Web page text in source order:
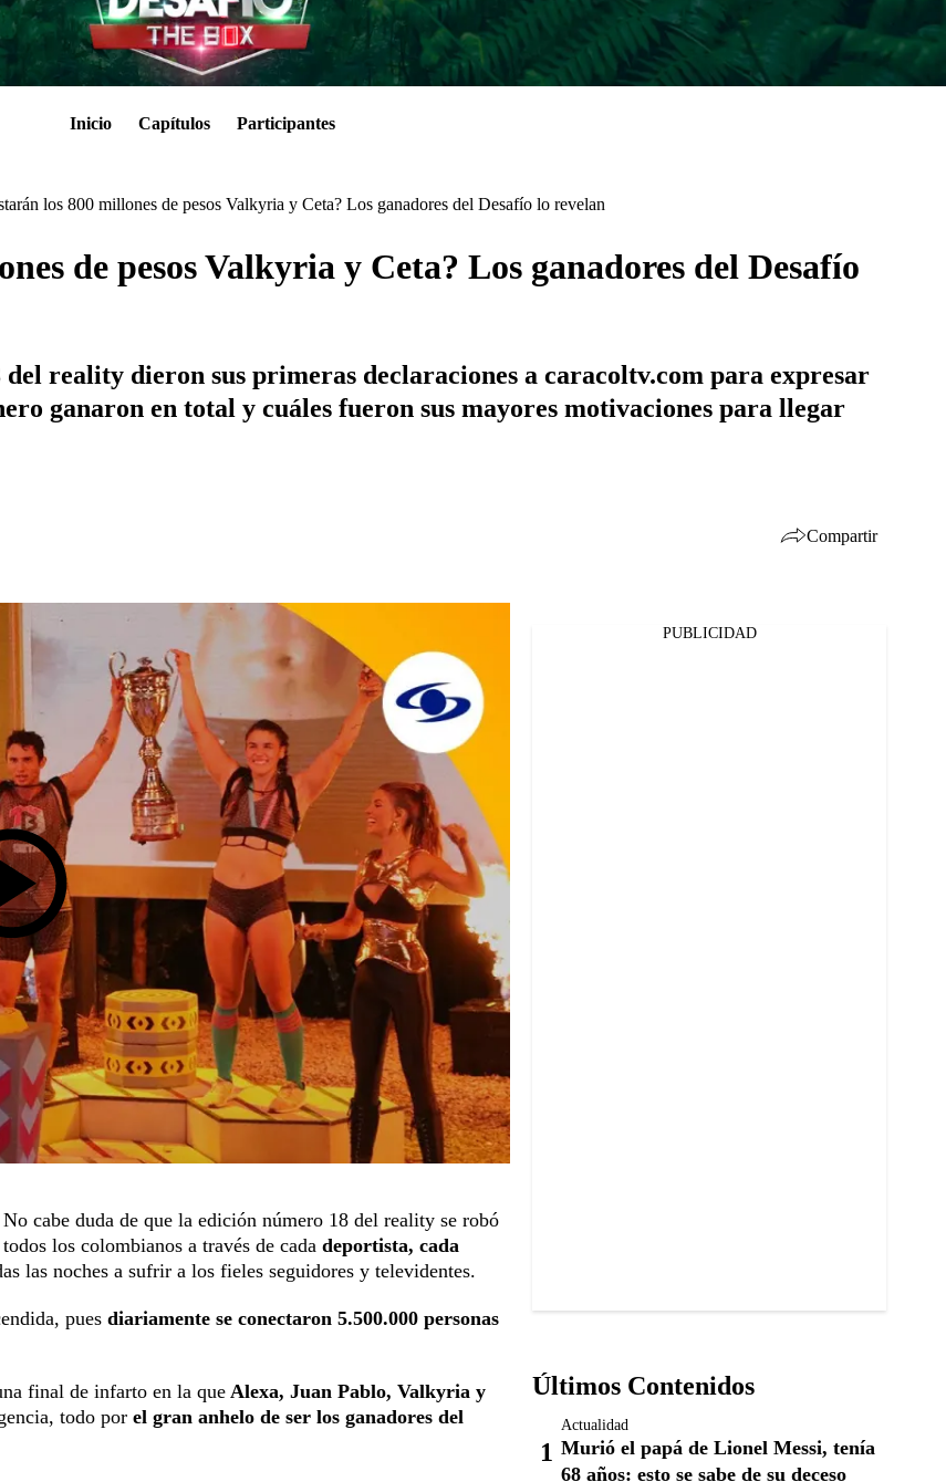
Inicio Capítulos Participantes
los 800 millones de pesos Valkyria y Ceta? Los ganadores del Desafío lo revelan
de pesos Valkyria y Ceta? Los ganadores del Desafío
del reality dieron sus primeras declaraciones a caracoltv.com para expresar
ganaron en total y cuáles fueron sus mayores motivaciones para llegar
Compartir
No cabe duda de que la edición número 18 del reality se robó
los colombianos a través de cada deportista, cada
las noches a sufrir a los fieles seguidores y televidentes.
pues diariamente se conectaron 5.500.000 personas
final de infarto en la que Alexa, Juan Pablo, Valkyria y
todo por el gran anhelo de ser los ganadores del
PUBLICIDAD
Últimos Contenidos
Actualidad
Murió el papá de Lionel Messi, tenía
68 años: esto se sabe de su deceso